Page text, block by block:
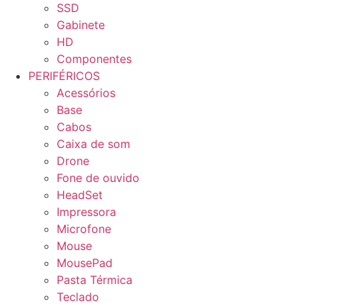
SSD
Gabinete
HD
Componentes
PERIFÉRICOS
Acessórios
Base
Cabos
Caixa de som
Drone
Fone de ouvido
HeadSet
Impressora
Microfone
Mouse
MousePad
Pasta Térmica
Teclado